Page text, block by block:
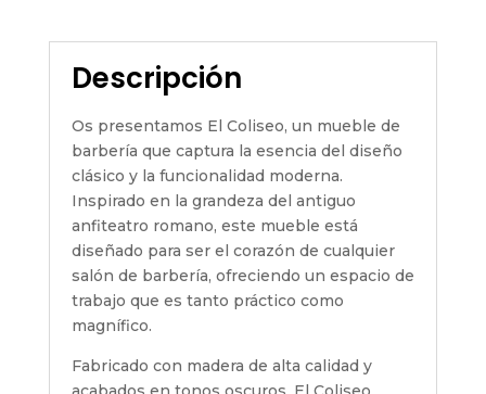
Descripción
Os presentamos El Coliseo, un mueble de
barbería que captura la esencia del diseño
clásico y la funcionalidad moderna.
Inspirado en la grandeza del antiguo
anfiteatro romano, este mueble está
diseñado para ser el corazón de cualquier
salón de barbería, ofreciendo un espacio de
trabajo que es tanto práctico como
magnífico.
Fabricado con madera de alta calidad y